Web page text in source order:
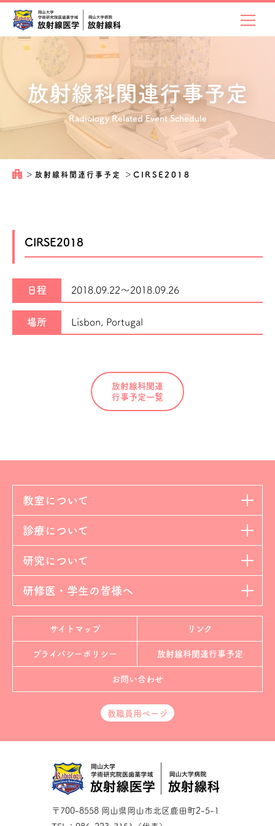
放射線科関連行事予定
Radiology Related Event Schedule
＞ 放射線科関連行事予定 ＞CIRSE2018
CIRSE2018
日程 2018.09.22～2018.09.26
場所 Lisbon, Portugal
放射線科関連
行事予定一覧
教室について
診療について
研究について
研修医・学生の皆様へ
〒700-8558 岡山県岡山市北区鹿田町2-5-1
サイトマップ リンク
プライバシーポリシー 放射線科関連行事予定
お問い合わせ
教職員用ページ